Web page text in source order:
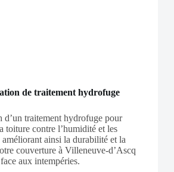
de traitement hydrofuge
d’un traitement hydrofuge pour
toiture contre l’humidité et les
ainsi la durabilité et la
couverture à Villeneuve-d’Ascq
face aux intempéries.